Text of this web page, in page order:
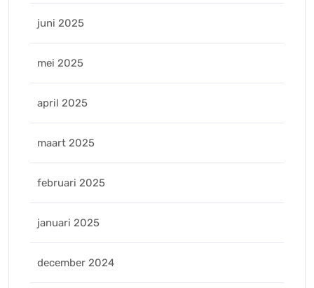
juni 2025
mei 2025
april 2025
maart 2025
februari 2025
januari 2025
december 2024